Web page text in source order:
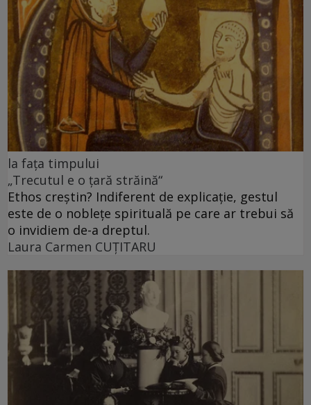
la fața timpului
„Trecutul e o țară străină“
Ethos creștin? Indiferent de explicație, gestul
este de o noblețe spirituală pe care ar trebui să
o invidiem de-a dreptul.
Laura Carmen CUȚITARU